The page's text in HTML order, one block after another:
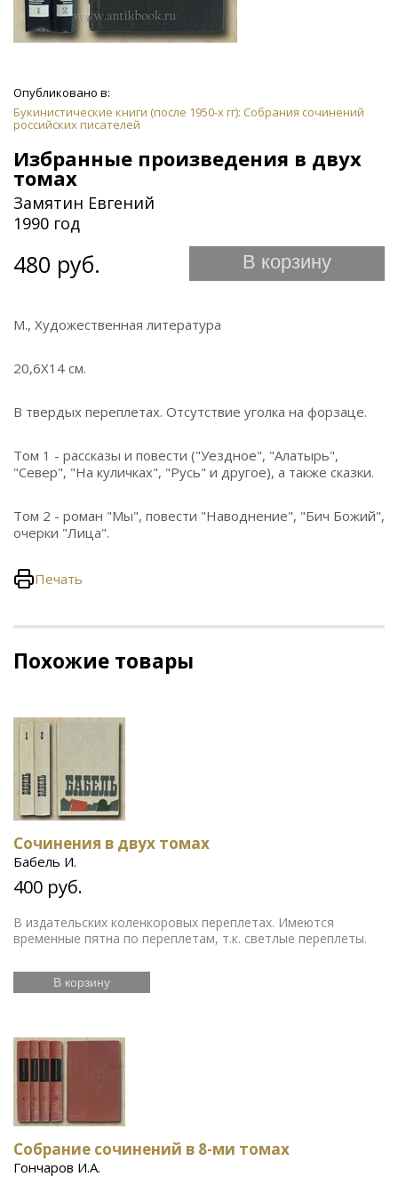
Опубликовано в:
Букинистические книги (после 1950-х гг): Собрания сочинений
российских писателей
Избранные произведения в двух
томах
Замятин Евгений
1990 год
480 руб. В корзину
М., Художественная литература
20,6Х14 см.
В твердых переплетах. Отсутствие уголка на форзаце.
Том 1 - рассказы и повести ("Уездное", "Алатырь",
"Север", "На куличках", "Русь" и другое), а также сказки.
Том 2 - роман "Мы", повести "Наводнение", "Бич Божий",
очерки "Лица".
Печать
Похожие товары
Сочинения в двух томах
Бабель И.
400 руб.
В издательских коленкоровых переплетах. Имеются
временные пятна по переплетам, т.к. светлые переплеты.
В корзину
Собрание сочинений в 8-ми томах
Гончаров И.А.